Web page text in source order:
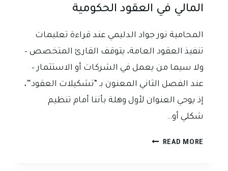
المالي في العقود الحكومية
المحامية نور جواد الدليمي عند قراءة تعليمات
تنفيذ العقود العامة، يتوقف القارئ المتخصص –
ولا سيما من يعمل في الشركات أو الاستثمار –
عند الفصل الثاني المعنون بـ “تشكيلات العقود”،
إذ يوحي العنوان لأول وهلة بأننا أمام تنظيم
شكلي أو…
READ MORE حين